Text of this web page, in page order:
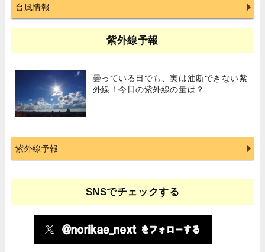
台風情報
紫外線予報
曇っている日でも、実は油断できない紫
外線！今日の紫外線の量は？
紫外線予報
SNSでチェックする